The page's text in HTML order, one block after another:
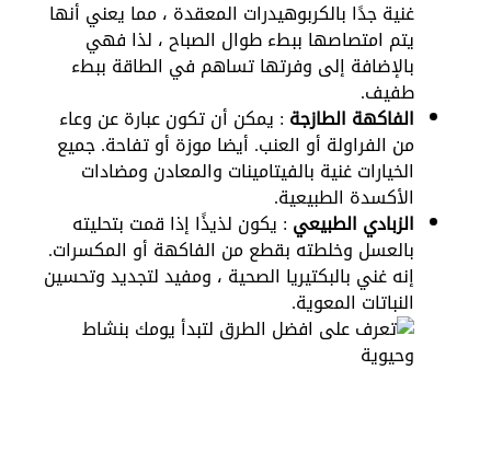
غنية جدًا بالكربوهيدرات المعقدة ، مما يعني أنها
يتم امتصاصها ببطء طوال الصباح ، لذا فهي
بالإضافة إلى وفرتها تساهم في الطاقة ببطء
طفيف.
الفاكهة الطازجة : يمكن أن تكون عبارة عن وعاء
من الفراولة أو العنب. أيضا موزة أو تفاحة. جميع
الخيارات غنية بالفيتامينات والمعادن ومضادات
الأكسدة الطبيعية.
الزبادي الطبيعي : يكون لذيذًا إذا قمت بتحليته
بالعسل وخلطته بقطع من الفاكهة أو المكسرات.
إنه غني بالبكتيريا الصحية ، ومفيد لتجديد وتحسين
النباتات المعوية.